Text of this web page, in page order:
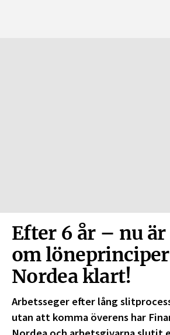
Efter 6 år – nu
om
Nordea klart!
Arbetsseger efter lång
utan att komma överens har